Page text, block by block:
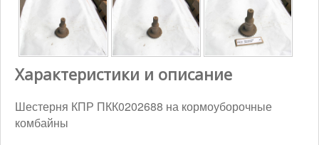
Характеристики и описание
Шестерня КПР ПКК0202688 на кормоуборочные
комбайны